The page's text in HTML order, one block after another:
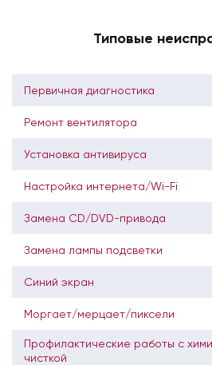
Типовые
Первичная диагностика
Ремонт вентилятора
Установка антивируса
Настройка интернета/Wi-Fi
Замена CD/DVD-привода
Замена лампы подсветки
Синий экран
Моргает/мерцает/пиксели
Профилактические работы с
чисткой